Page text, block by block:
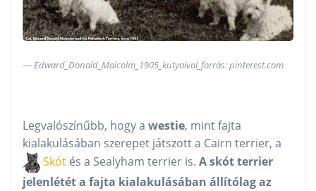
Edward_Donald_Malcolm_1905_kutyaival_forrás: pinterest.com
Legvalószínűbb, hogy a westie, mint fajta
kialakulásában szerepet játszott a Cairn terrier, a
Skót és a Sealyham terrier is. A skót terrier
jelenlétét a fajta kialakulásában állítólag az